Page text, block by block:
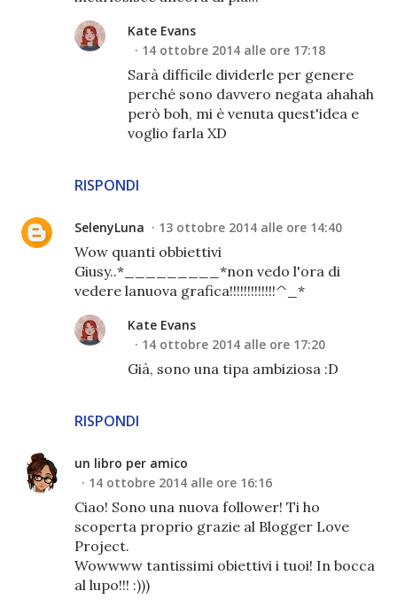
RISPONDI
Kate Evans
14 ottobre 2014 alle ore 17:18
Sarà difficile dividerle per genere
perché sono davvero negata ahahah
però boh, mi è venuta quest'idea e
voglio farla XD
SelenyLuna 13 ottobre 2014 alle ore 14:40
Wow quanti obbiettivi
Giusy..*_________*non vedo l'ora di
vedere lanuova grafica!!!!!!!!!!!!!^_*
RISPONDI
Kate Evans
14 ottobre 2014 alle ore 17:20
Già, sono una tipa ambiziosa :D
un libro per amico
14 ottobre 2014 alle ore 16:16
Ciao! Sono una nuova follower! Ti ho
scoperta proprio grazie al Blogger Love
Project.
Wowwww tantissimi obiettivi i tuoi! In bocca
al lupo!!! :)))